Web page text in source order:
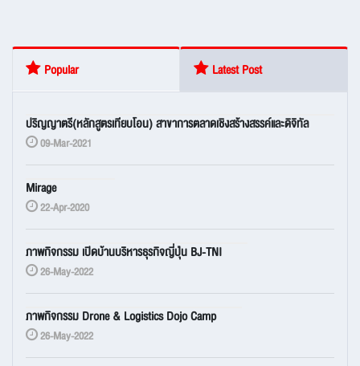
Popular Latest Post
ปริญญาตรี(หลักสูตรเทียบโอน) สาขาการตลาดเชิงสร้างสรรค์และดิจิทัล
09-Mar-2021
Mirage
22-Apr-2020
ภาพกิจกรรม เปิดบ้านบริหารธุรกิจญี่ปุ่น BJ-TNI
26-May-2022
ภาพกิจกรรม Drone & Logistics Dojo Camp
26-May-2022